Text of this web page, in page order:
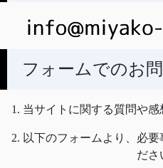
フォームでのお
1. 当サイトに関する質問や感
2. 以下のフォームより、必
ださ